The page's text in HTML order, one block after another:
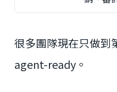
很多團隊現在只做到
agent-ready。